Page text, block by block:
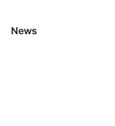
News